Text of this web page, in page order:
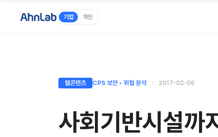
기업 개인
웹콘텐츠 CPS 보안 ◦ 위협 분석 2017-02-06
사회기반시설까